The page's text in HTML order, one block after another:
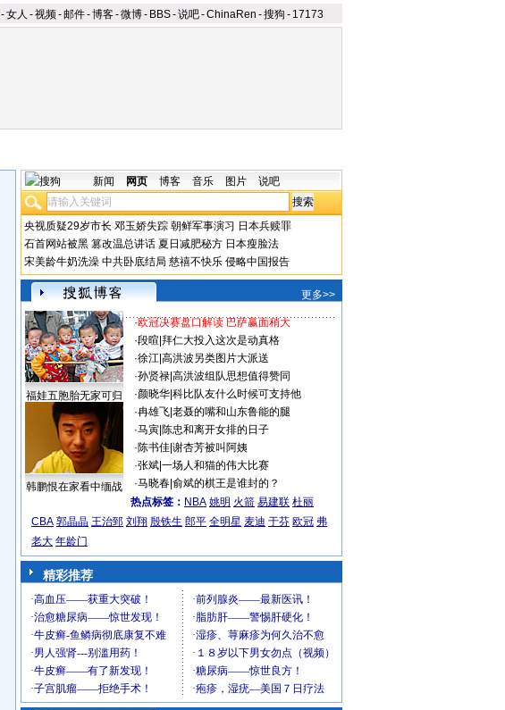
-女人 -视频-邮件-博客-微博- BBS-说吧-ChinaRen -搜狗 - 17173
新闻 网页 博客 音乐 图片 说吧
央视质疑29岁市长 邓玉娇失踪 朝鲜军事演习 日本兵赎罪
石首网站被黑 篡改温总讲话 夏日减肥秘方 日本瘦脸法
宋美龄牛奶洗澡 中共卧底结局 慈禧不快乐 侵略中国报告
更多>>
福娃五胞胎无家可归
韩鹏恨在家看中缅战
·欧冠决赛盘口解读 巴萨赢面稍大
·段暄 拜仁大投入这次是动真格
·徐江| 高洪波另类图片大派送
·孙贤禄| 高洪波组队思想值得赞同
·颜晓华| 科比队友什么时候可支持他
·冉雄飞| 老聂的嘴和山东鲁能的腿
·马寅| 陈忠和离开女排的日子
·陈书佳| 谢杏芳被叫阿姨
·张斌| 一场人和猫的伟大比赛
·马晓春| 俞斌的棋王是谁封的？
热点标签： NBA 姚明 火箭 易建联 杜丽
CBA 郭晶晶 王治郅 刘翔 殷铁生 郎平 全明星 麦迪 于芬 欧冠 弗
老大 年龄门
精彩推荐